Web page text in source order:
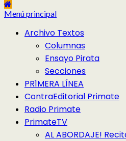
Menú principal
Archivo Textos
Columnas
Ensayo Pirata
Secciones
PR1MERA LÍNEA
ContraEditorial Primate
Radio Primate
PrimateTV
AL ABORDAJE!